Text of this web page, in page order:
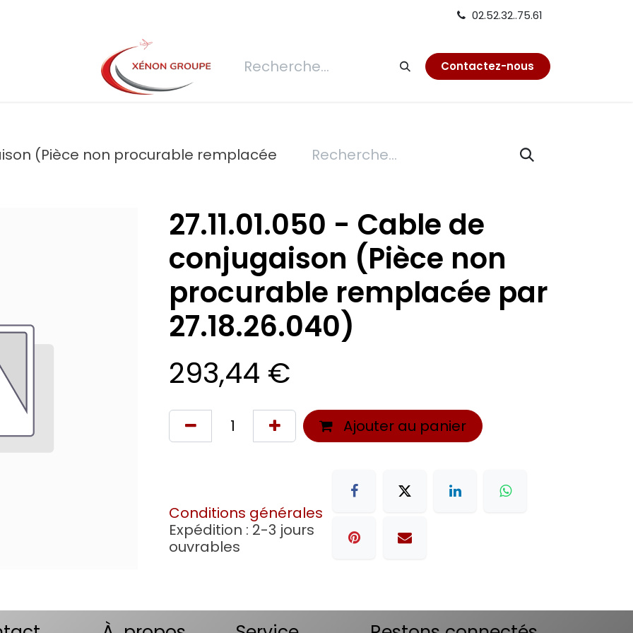
02.52.32..75.61
Demande de devis Connexion Réfection Contactez-nous
(Pièce non procurable remplacée
27.11.01.050 - Cable de
conjugaison (Pièce non
procurable remplacée par
27.18.26.040)
293,44 €
Ajouter au panier
Conditions générales
Expédition : 2-3 jours
ouvrables